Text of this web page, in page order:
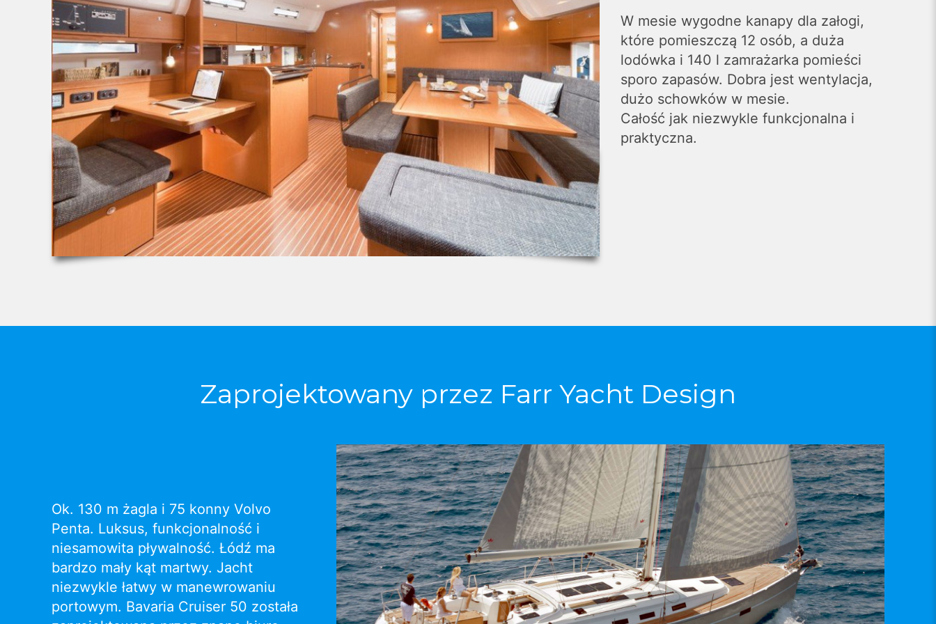
W mesie wygodne kanapy dla załogi,
które pomieszczą 12 osób, a duża
lodówka i 140 l zamrażarka pomieści
sporo zapasów. Dobra jest wentylacja,
dużo schowków w mesie.
Całość jak niezwykle funkcjonalna i
praktyczna.
Zaprojektowany przez Farr Yacht Design
Ok. 130 m żagla i 75 konny Volvo
Penta. Luksus, funkcjonalność i
niesamowita pływalność. Łódź ma
bardzo mały kąt martwy. Jacht
niezwykle łatwy w manewrowaniu
portowym. Bavaria Cruiser 50 została